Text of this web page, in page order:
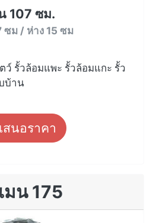
107 ซม.
ซม / ห่าง 15 ซม
ว์ รั้วล้อมแพะ รั้วล้อมแกะ รั้ว
บ้าน
นอราคา
น 175